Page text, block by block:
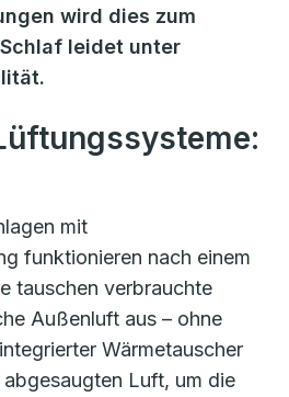
wird dies zum
leidet unter
mit
funktionieren nach einem
tauschen verbrauchte
Außenluft aus – ohne
Wärmetauscher
Luft, um die